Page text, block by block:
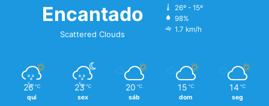
Encantado
Scattered Clouds
26º - 15º
98%
1.7 km/h
26 ℃
qui
23 ℃
sex
20 ℃
sáb
15 ℃
dom
14 ℃
seg